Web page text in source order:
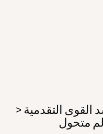
> نحن نوحد وننظم ونحشد القوى التقدمية